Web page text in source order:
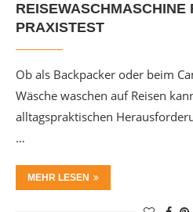
REISEWASCHMASCHINE
PRAXISTEST
Ob als Backpacker oder beim
Wäsche waschen auf Reisen
alltagspraktischen
…
MEHR LESEN